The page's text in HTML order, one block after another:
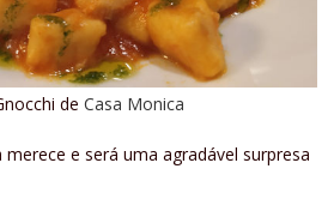
deCasa Monica
e será uma agradável surpresa